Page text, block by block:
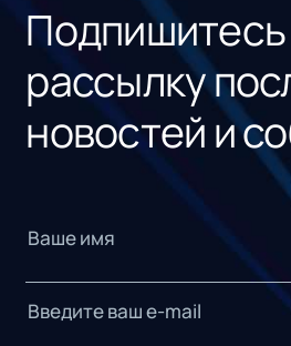
рассылку
новостей и